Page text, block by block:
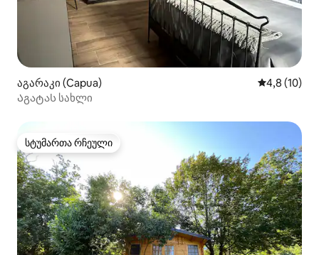
აგარაკი (Capua) საშუალო
4,8 (10)
Აგატას სახლი
სტუმართა რჩეული
სტუმართა რჩეული